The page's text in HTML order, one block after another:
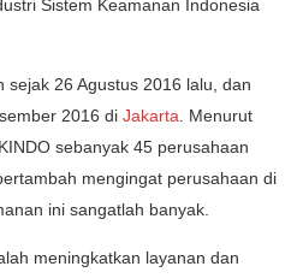
Sistem Keamanan Indonesia
sejak 26 Agustus 2016 lalu, dan
2016 di Jakarta . Menurut
sebanyak 45 perusahaan
mengingat perusahaan di
ini sangatlah banyak.
meningkatkan layanan dan